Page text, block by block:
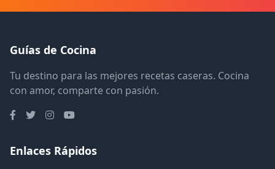
Guías de Cocina
Tu destino para las mejores recetas caseras. Cocina
con amor, comparte con pasión.
Enlaces Rápidos